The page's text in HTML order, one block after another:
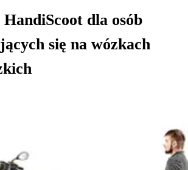
dla osób
się na wózkach